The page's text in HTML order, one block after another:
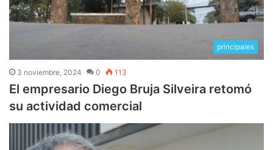
principales
3 noviembre, 2024 0 113
El empresario Diego Bruja Silveira retomó
su actividad comercial